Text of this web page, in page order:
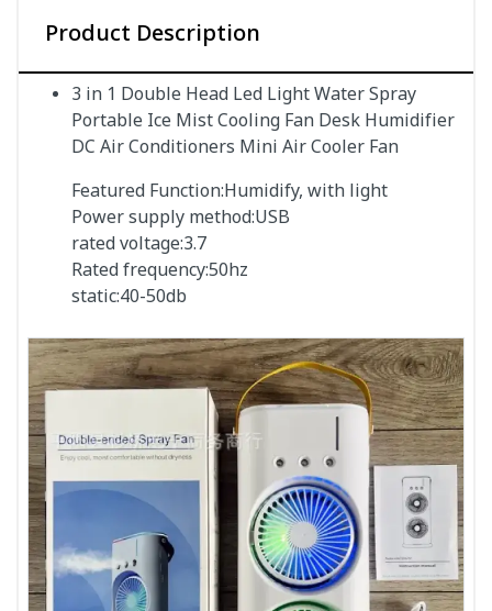
Product Description
3 in 1 Double Head Led Light Water Spray
Portable Ice Mist Cooling Fan Desk Humidifier
DC Air Conditioners Mini Air Cooler Fan
Featured Function:Humidify, with light
Power supply method:USB
rated voltage:3.7
Rated frequency:50hz
static:40-50db